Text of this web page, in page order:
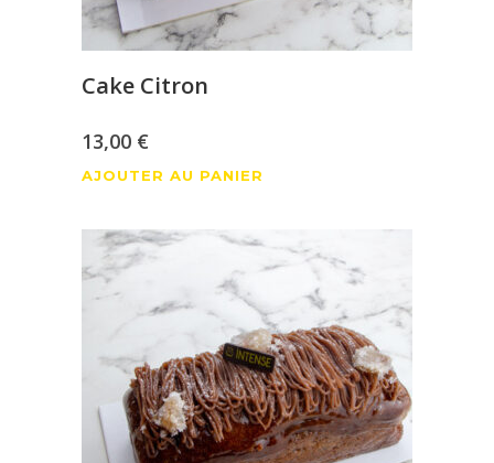
Cake Citron
13,00 €
AJOUTER AU PANIER